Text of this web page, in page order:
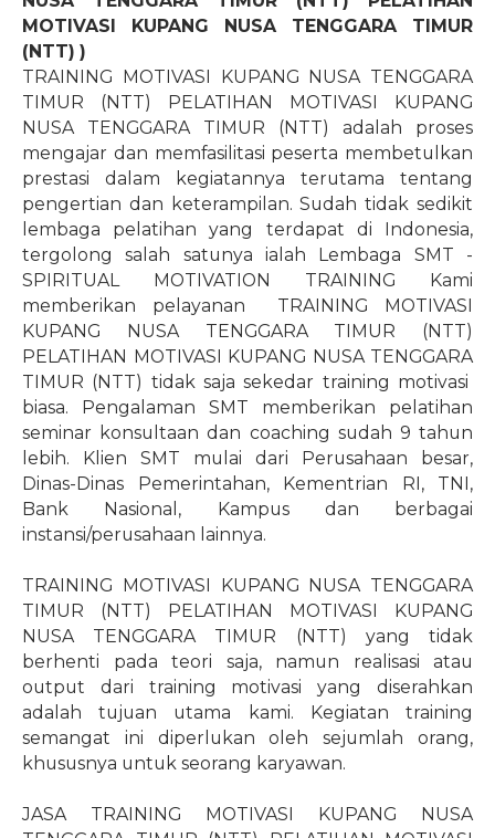
MOTIVASI KUPANG NUSA TENGGARA TIMUR
(NTT) )
TRAINING MOTIVASI KUPANG NUSA TENGGARA
TIMUR (NTT) PELATIHAN MOTIVASI KUPANG
NUSA TENGGARA TIMUR (NTT) adalah proses
mengajar dan memfasilitasi peserta membetulkan
prestasi dalam kegiatannya terutama tentang
pengertian dan keterampilan. Sudah tidak sedikit
lembaga pelatihan yang terdapat di Indonesia,
tergolong salah satunya ialah Lembaga SMT -
SPIRITUAL MOTIVATION TRAINING Kami
memberikan pelayanan
TRAINING MOTIVASI
KUPANG NUSA TENGGARA TIMUR (NTT)
PELATIHAN MOTIVASI KUPANG NUSA TENGGARA
TIMUR (NTT) tidak saja sekedar training motivasi
biasa. Pengalaman SMT memberikan pelatihan
seminar konsultaan dan coaching sudah 9 tahun
lebih. Klien SMT mulai dari Perusahaan besar,
Dinas-Dinas Pemerintahan, Kementrian RI, TNI,
Bank Nasional, Kampus dan berbagai
instansi/perusahaan lainnya.
TRAINING MOTIVASI KUPANG NUSA TENGGARA
TIMUR (NTT) PELATIHAN MOTIVASI KUPANG
NUSA TENGGARA TIMUR (NTT) yang tidak
berhenti pada teori saja, namun realisasi atau
output dari training motivasi yang diserahkan
adalah tujuan utama kami. Kegiatan training
semangat ini diperlukan oleh sejumlah orang,
khususnya untuk seorang karyawan.
JASA TRAINING MOTIVASI KUPANG NUSA